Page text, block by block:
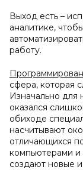
Выход есть –
аналитике,
работу.
сфера, которая
Изначально для
оказался
обиходе
насчитывают
отличающихся
компьютерами и
создают новые